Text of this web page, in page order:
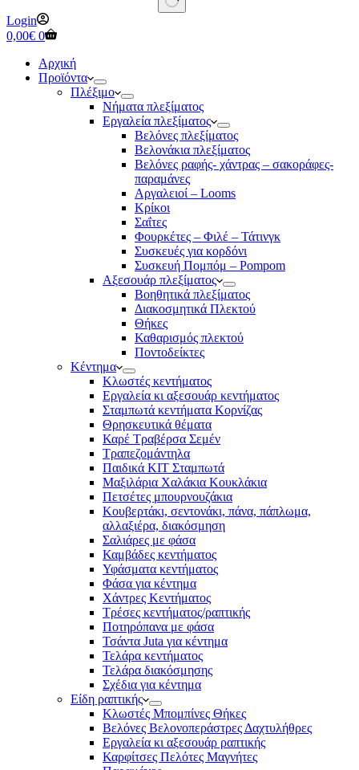
του
προϊόντος
No
results
Login
Καλάθι
0,00€ 0
Αρχική
Προϊόντα
Πλέξιμο
Νήματα πλεξίματος
Εργαλεία πλεξίματος
Βελόνες πλεξίματος
Βελονάκια πλεξίματος
Βελόνες ραφής- χάντρας – σακοράφες-
παραμάνες
Αργαλειοί – Looms
Κρίκοι
Σαΐτες
Φουρκέτες – Φιλέ – Τάτινγκ
Συσκευές για κορδόνι
Συσκευή Πομπόμ – Pompom
Αξεσουάρ πλεξίματος
Βοηθητικά πλεξίματος
Διακοσμητικά Πλεκτού
Θήκες
Καθαρισμός πλεκτού
Ποντοδείκτες
Κέντημα
Κλωστές κεντήματος
Eργαλεία κι αξεσουάρ κεντήματος
Σταμπωτά κεντήματα Κορνίζας
Θρησκευτικά θέματα
Καρέ Τραβέρσα Σεμέν
Τραπεζομάντηλα
Παιδικά KIT Σταμπωτά
Μαξιλάρια Χαλάκια Κουκλάκια
Πετσέτες μπουρνουζάκια
Κουβερτάκι, σεντονάκι, πάνα, πάπλωμα,
αλλαξιέρα, διακόσμηση
Σαλιάρες με φάσα
Καμβάδες κεντήματος
Υφάσματα κεντήματος
Φάσα για κέντημα
Χάντρες Κεντήματος
Τρέσες κεντήματος/ραπτικής
Ποτηρόπανα με φάσα
Τσάντα Juta για κέντημα
Τελάρα κεντήματος
Τελάρα διακόσμησης
Σχέδια για κέντημα
Είδη ραπτικής
Κλωστές Μπομπίνες Θήκες
Βελόνες Βελονοπεράστρες Δαχτυλήθρες
Εργαλεία κι αξεσουάρ ραπτικής
Καρφίτσες Πελότες Μαγνήτες